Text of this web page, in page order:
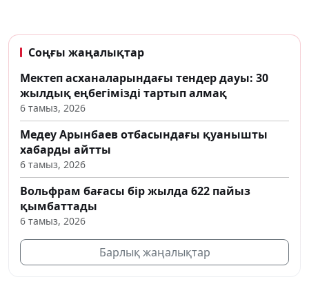
Соңғы жаңалықтар
Мектеп асханаларындағы тендер дауы: 30
жылдық еңбегімізді тартып алмақ
6 тамыз, 2026
Медеу Арынбаев отбасындағы қуанышты
хабарды айтты
6 тамыз, 2026
Вольфрам бағасы бір жылда 622 пайыз
қымбаттады
6 тамыз, 2026
Барлық жаңалықтар